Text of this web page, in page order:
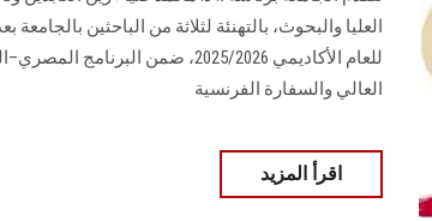
العليا والبحوث، بالتهنئة لثلاثة من الباحثين
للعام الأكاديمي 2025/2026، ضمن
العالي والسفارة الفرنسية
اقرأ المزيد